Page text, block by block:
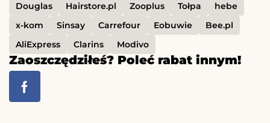
Douglas
Hairstore.pl Zooplus Tołpa
hebe
x-kom
Sinsay Carrefour Eobuwie
Bee.pl
AliExpress
Clarins Modivo
Zaoszczędziłeś? Poleć rabat innym!